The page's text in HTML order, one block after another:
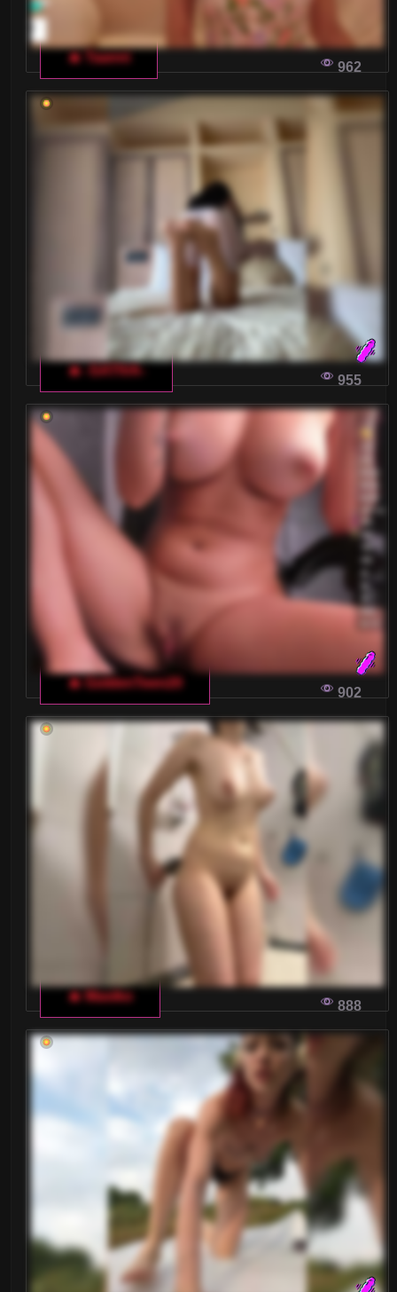
🔥 Taanni
962
🔥 -SATIVA-
955
🔥 GoldenTeen20
902
🔥 Masiko
888